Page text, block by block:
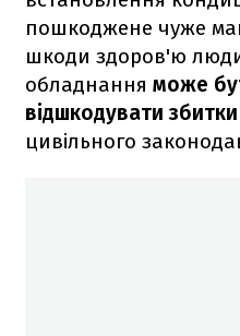
пошкоджене чуже
шкоди здоров'ю
обладнання може
відшкодувати збитки
цивільного